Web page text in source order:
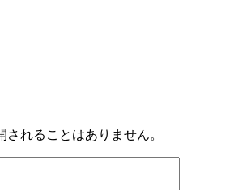
されることはありません。